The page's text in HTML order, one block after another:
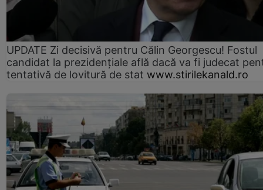
UPDATE Zi decisivă pentru Călin Georgescu! Fostul
candidat la prezidențiale află dacă va fi judecat
tentativă de lovitură de stat www.stirilekanald.ro